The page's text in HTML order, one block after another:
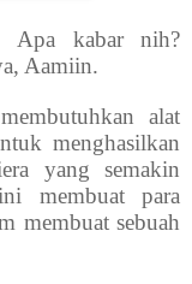
Apa kabar nih?
Aamiin.
alat
menghasilkan
yang semakin
membuat para
membuat sebuah